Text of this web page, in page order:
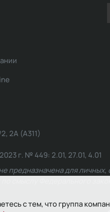
с тем, что группа
2А (А311)
г. № 449: 2.01, 27.01, 4.01
предназначена для